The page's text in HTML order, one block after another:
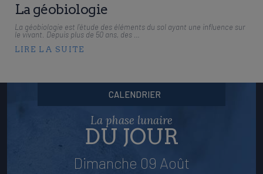
La géobiologie
La géobiologie est l’étude des éléments du sol ayant une influence sur
le vivant. Depuis plus de 50 ans, des …
LIRE LA SUITE
CALENDRIER
La phase lunaire
DU JOUR
Dimanche 09 Août